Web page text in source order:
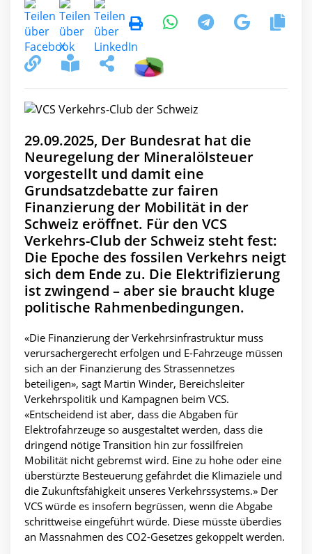
29.09.2025, Der Bundesrat hat die
Neuregelung der Mineralölsteuer
vorgestellt und damit eine
Grundsatzdebatte zur fairen
Finanzierung der Mobilität in der
Schweiz eröffnet. Für den VCS
Verkehrs-Club der Schweiz steht fest:
Die Epoche des fossilen Verkehrs neigt
sich dem Ende zu. Die Elektrifizierung
ist zwingend – aber sie braucht kluge
politische Rahmenbedingungen.
«Die Finanzierung der Verkehrsinfrastruktur muss
verursachergerecht erfolgen und E-Fahrzeuge müssen
sich an der Finanzierung des Strassennetzes
beteiligen», sagt Martin Winder, Bereichsleiter
Verkehrspolitik und Kampagnen beim VCS.
«Entscheidend ist aber, dass die Abgaben für
Elektrofahrzeuge so ausgestaltet werden, dass die
dringend nötige Transition hin zur fossilfreien
Mobilität nicht gebremst wird. Eine zu hohe oder eine
überstürzte Besteuerung gefährdet die Klimaziele und
die Zukunftsfähigkeit unseres Verkehrssystems.» Der
VCS würde es insofern begrüssen, wenn die Abgabe
schrittweise eingeführt würde. Diese müsste überdies
an Massnahmen des CO2-Gesetzes gekoppelt werden.